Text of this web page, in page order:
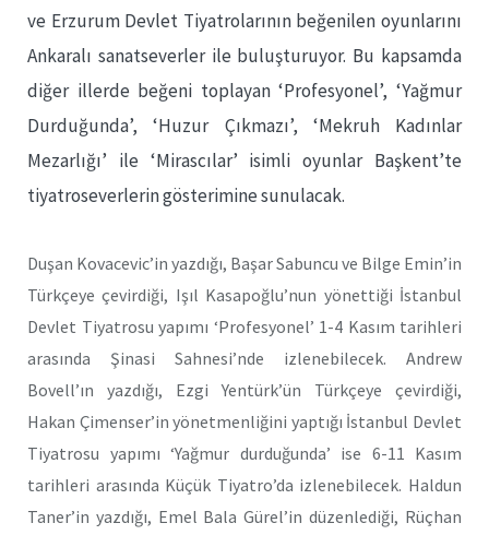
ve Erzurum Devlet Tiyatrolarının beğenilen oyunlarını
Ankaralı sanatseverler ile buluşturuyor. Bu kapsamda
diğer illerde beğeni toplayan ‘Profesyonel’, ‘Yağmur
Durduğunda’, ‘Huzur Çıkmazı’, ‘Mekruh Kadınlar
Mezarlığı’ ile ‘Mirascılar’ isimli oyunlar Başkent’te
tiyatroseverlerin gösterimine sunulacak.
Duşan Kovacevic’in yazdığı, Başar Sabuncu ve Bilge Emin’in
Türkçeye çevirdiği, Işıl Kasapoğlu’nun yönettiği İstanbul
Devlet Tiyatrosu yapımı ‘Profesyonel’ 1-4 Kasım tarihleri
arasında Şinasi Sahnesi’nde izlenebilecek. Andrew
Bovell’ın yazdığı, Ezgi Yentürk’ün Türkçeye çevirdiği,
Hakan Çimenser’in yönetmenliğini yaptığı İstanbul Devlet
Tiyatrosu yapımı ‘Yağmur durduğunda’ ise 6-11 Kasım
tarihleri arasında Küçük Tiyatro’da izlenebilecek. Haldun
Taner’in yazdığı, Emel Bala Gürel’in düzenlediği, Rüçhan